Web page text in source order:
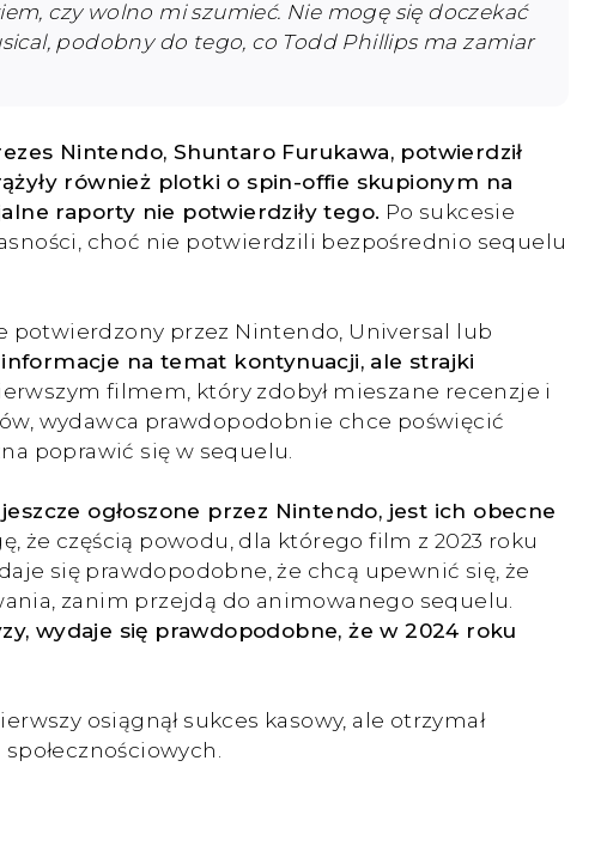
czy wolno mi szumieć. Nie mogę się doczekać
podobny do tego, co Todd Phillips ma zamiar
Nintendo, Shuntaro Furukawa, potwierdził
również plotki o spin-offie skupionym na
raporty nie potwierdziły tego. Po sukcesie
choć nie potwierdzili bezpośrednio sequelu
potwierdzony przez Nintendo, Universal lub
na temat kontynuacji, ale strajki
filmem, który zdobył mieszane recenzje i
wydawca prawdopodobnie chce poświęcić
poprawić się w sequelu.
ogłoszone przez Nintendo, jest ich obecne
że częścią powodu, dla którego film z 2023 roku
się prawdopodobne, że chcą upewnić się, że
zanim przejdą do animowanego sequelu.
wydaje się prawdopodobne, że w 2024 roku
osiągnął sukces kasowy, ale otrzymał